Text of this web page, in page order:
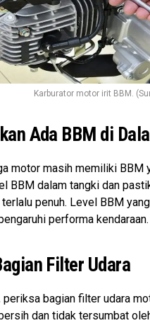
Karburator motor irit BBM.
Ada BBM di
motor masih memiliki BBM
BBM dalam tangki dan
terlalu penuh. Level BBM
performa kendaraan.
Filter Udara
periksa bagian filter udara
dan tidak tersumbat